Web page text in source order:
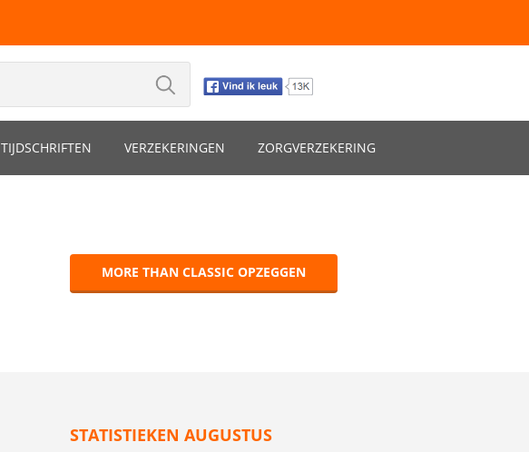
TIJDSCHRIFTEN VERZEKERINGEN ZORGVERZEKERING
MORE THAN CLASSIC OPZEGGEN
STATISTIEKEN AUGUSTUS